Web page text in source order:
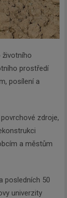
životního
prostředí
posílení a
zdroje,
a městům
posledních 50
univerzity